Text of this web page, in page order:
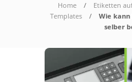
Home Etiketten
Templates
Wie kann
selber